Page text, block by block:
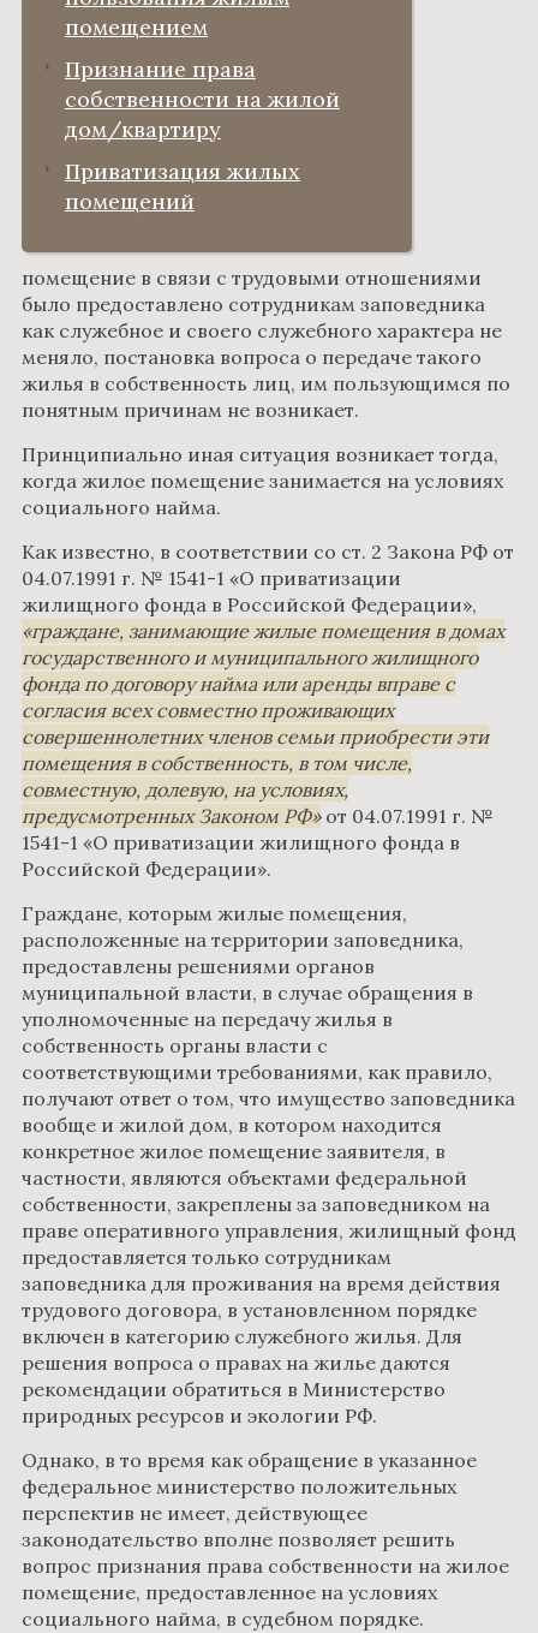
помещением
Признание права
собственности на жилой
дом/квартиру
Приватизация жилых
помещений
помещение в связи с трудовыми отношениями
было предоставлено сотрудникам заповедника
как служебное и своего служебного характера не
меняло, постановка вопроса о передаче такого
жилья в собственность лиц, им пользующимся по
понятным причинам не возникает.
Принципиально иная ситуация возникает тогда,
когда жилое помещение занимается на условиях
социального найма.
Как известно, в соответствии со ст. 2 Закона РФ от
04.07.1991 г. № 1541-1 «О приватизации
жилищного фонда в Российской Федерации»,
граждане, занимающие жилые помещения в домах
государственного и муниципального жилищного
фонда по договору найма или аренды вправе с
согласия всех совместно проживающих
совершеннолетних членов семьи приобрести эти
помещения в собственность, в том числе,
совместную, долевую, на условиях,
предусмотренных Законом РФ от 04.07.1991 г. №
1541-1 «О приватизации жилищного фонда в
Российской Федерации».
Граждане, которым жилые помещения,
расположенные на территории заповедника,
предоставлены решениями органов
муниципальной власти, в случае обращения в
уполномоченные на передачу жилья в
собственность органы власти с
соответствующими требованиями, как правило,
получают ответ о том, что имущество заповедника
вообще и жилой дом, в котором находится
конкретное жилое помещение заявителя, в
частности, являются объектами федеральной
собственности, закреплены за заповедником на
праве оперативного управления, жилищный фонд
предоставляется только сотрудникам
заповедника для проживания на время действия
трудового договора, в установленном порядке
включен в категорию служебного жилья. Для
решения вопроса о правах на жилье даются
рекомендации обратиться в Министерство
природных ресурсов и экологии РФ.
Однако, в то время как обращение в указанное
федеральное министерство положительных
перспектив не имеет, действующее
законодательство вполне позволяет решить
вопрос признания права собственности на жилое
помещение, предоставленное на условиях
социального найма, в судебном порядке.